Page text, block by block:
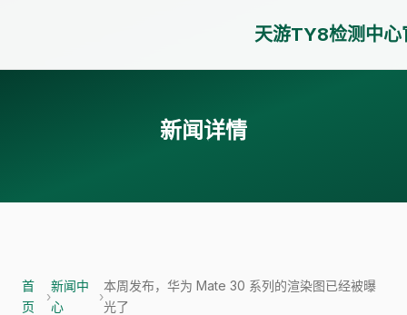
天游TY8检测中心
新闻详情
首
页
›
新闻中
心
›
本周发布，华为 Mate 30 系列的渲染图已经被曝
光了